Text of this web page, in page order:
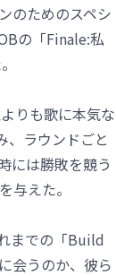
のためのスペシ
の「Finale:私
りも歌に本気な
、ラウンドごと
には勝敗を競う
与えた。
までの「Build
会うのか、彼ら